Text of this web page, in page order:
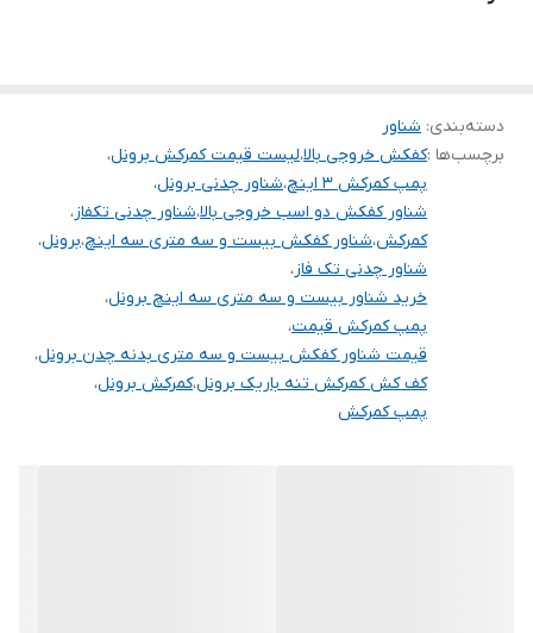
جنس شفت
دسته‌بندی: شناور
برچسب‌ها :کفکش خروجی بالا،لیست قیمت کمرکش برونل،
پمپ کمرکش 3 اینچ
،شناور چدنی برونل،
شناور کفکش دو اسب خروجی بالا،شناور چدنی تکفاز،
کمرکش،شناور کفکش بیست و سه متری سه اینچ،برونل،
شناور چدنی تک فاز،
خرید شناور بیست و سه متری سه اینچ برونل،
پمپ کمرکش قیمت،
قیمت شناور کفکش بیست و سه متری بدنه چدن برونل،
کف کش کمرکش تنه باریک برونل،کمرکش برونل،
پمپ کمرکش